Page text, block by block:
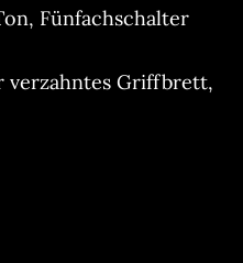
Fünfachschalter
verzahntes Griffbrett,